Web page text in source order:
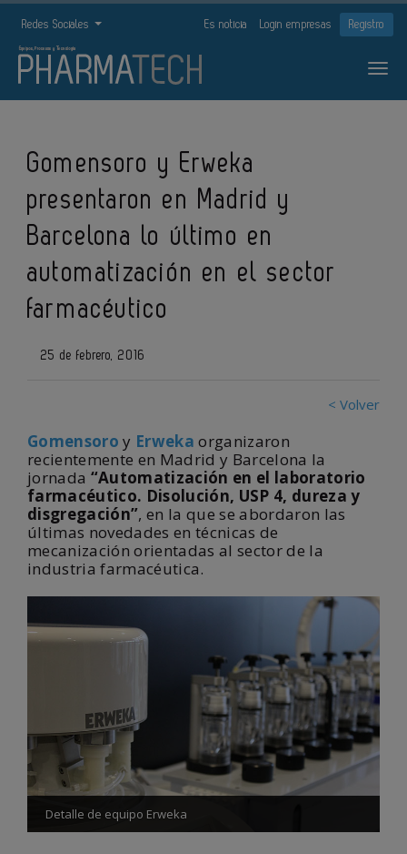
Redes Sociales Es noticia Login empresas Registro
Gomensoro y Erweka
presentaron en Madrid y
Barcelona lo último en
automatización en el sector
farmacéutico
25 de febrero, 2016
< Volver
Gomensoro y Erweka organizaron
recientemente en Madrid y Barcelona la
jornada “Automatización en el laboratorio
farmacéutico. Disolución, USP 4, dureza y
disgregación”, en la que se abordaron las
últimas novedades en técnicas de
mecanización orientadas al sector de la
industria farmacéutica.
Detalle de equipo Erweka